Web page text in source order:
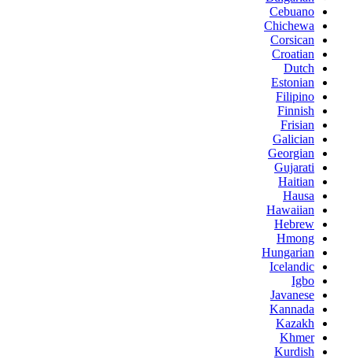
Cebuano
Chichewa
Corsican
Croatian
Dutch
Estonian
Filipino
Finnish
Frisian
Galician
Georgian
Gujarati
Haitian
Hausa
Hawaiian
Hebrew
Hmong
Hungarian
Icelandic
Igbo
Javanese
Kannada
Kazakh
Khmer
Kurdish